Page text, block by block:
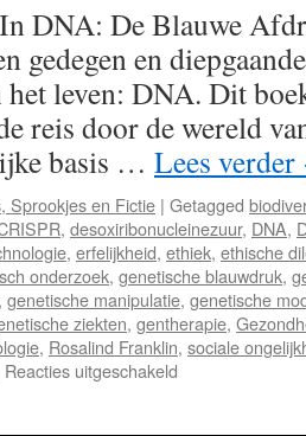
DNA: De Blauwe
gedegen en
leven: DNA. Dit
reis door de wereld
basis … Lees verder
Sprookjes en Fictie | Getagged
, desoxiribonucleinezuur, DNA,
, erfelijkheid, ethiek, ethische
onderzoek, genetische blauwdruk,
, genetische manipulatie, genetische
ziekten, gentherapie,
, Rosalind Franklin, sociale
Reacties uitgeschakeld